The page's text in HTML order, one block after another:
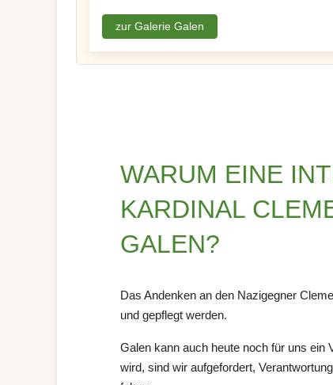
zur Galerie Galen
WARUM EINE
KARDINAL
GALEN?
Das Andenken an den Nazigegner
und gepflegt werden.
Galen kann auch heute noch für uns ein
wird, sind wir aufgefordert,